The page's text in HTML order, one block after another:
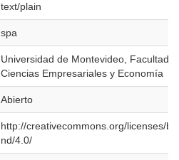
text/plain
spa
Universidad de Montevideo, Facultad
Ciencias Empresariales y Economía
Abierto
http://creativecommons.org/licenses/
nd/4.0/